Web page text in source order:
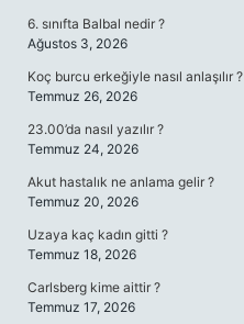
6. sınıfta Balbal nedir ?
Ağustos 3, 2026
Koç burcu erkeğiyle nasıl anlaşılır ?
Temmuz 26, 2026
23.00’da nasıl yazılır ?
Temmuz 24, 2026
Akut hastalık ne anlama gelir ?
Temmuz 20, 2026
Uzaya kaç kadın gitti ?
Temmuz 18, 2026
Carlsberg kime aittir ?
Temmuz 17, 2026